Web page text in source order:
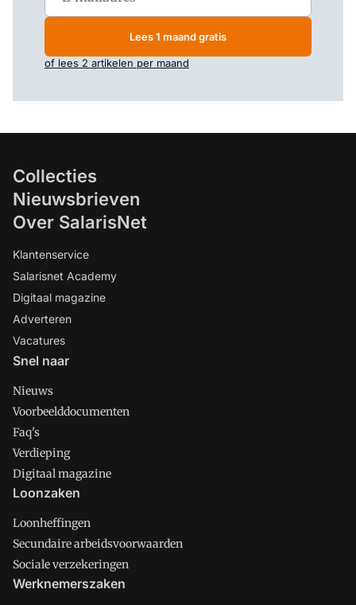
Lees 1 maand gratis
of lees 2 artikelen per maand
Collecties
Nieuwsbrieven
Over SalarisNet
Klantenservice
Salarisnet Academy
Digitaal magazine
Adverteren
Vacatures
Snel naar
Nieuws
Voorbeelddocumenten
Faq's
Verdieping
Digitaal magazine
Loonzaken
Loonheffingen
Secundaire arbeidsvoorwaarden
Sociale verzekeringen
Werknemerszaken